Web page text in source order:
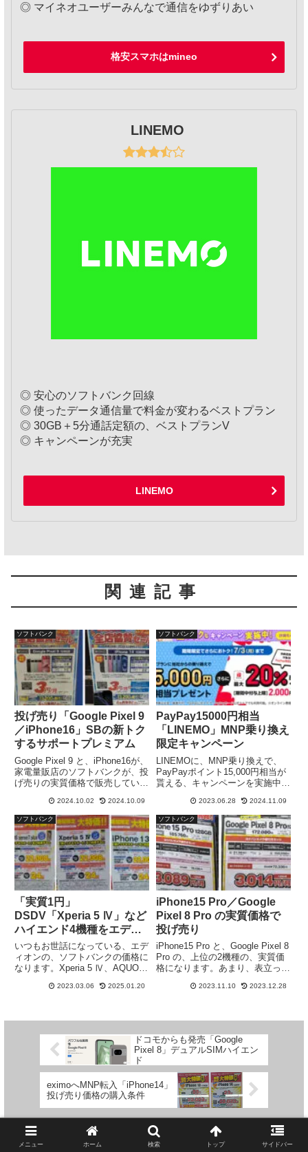
◎ マイネオユーザーみんなで通信をゆずりあい
格安スマホはmineo
LINEMO
◎ 安心のソフトバンク回線
◎ 使ったデータ通信量で料金が変わるベストプラン
◎ 30GB＋5分通話定額の、ベストプランV
◎ キャンペーンが充実
LINEMO
関連記事
ソフトバンク
投げ売り「Google Pixel 9
／iPhone16」SBの新トク
するサポートプレミアム
Google Pixel 9 と、iPhone16が、
家電量販店のソフトバンクが、投
げ売りの実質価格で販売していま
クスルサポートプレミアムに加入
することで、スマホ代金が、数円
／月になります。新トクするサポ
ートオプションなども含めて、投
げ売りの、2機種についてまとめ
ていきたいと思います。
2024.10.02 2024.10.09
ソフトバンク
PayPay15000円相当
「LINEMO」MNP乗り換え
限定キャンペーン
LINEMOに、MNP乗り換えで、
PayPayポイント15,000円相当が
貰える、キャンペーンを実施中で
となっていて、スマホプランへの
転入が必要です。ソフトバンク回
線で、快適に使える、LINEMO
に、乗り換えのチャンスです。
2023.06.28 2024.11.09
ソフトバンク
「実質1円」
DSDV「Xperia 5 Ⅳ」など
ハイエンド4機種をエディ
オンで販売
いつもお世話になっている、エデ
ィオンの、ソフトバンクの価格に
なります。Xperia 5 Ⅳ、AQUOS
Google Pixel 7 が、実質1円で、
iPhone13 を入れると、4機種の実
質1円になります。
2023.03.06 2025.01.20
ソフトバンク
iPhone15 Pro／Google
Pixel 8 Pro の実質価格で
投げ売り
iPhone15 Pro と、Google Pixel 8
Pro の、上位の2機種の、実質価
格になります。あまり、表立って
機種ですが、ヨドバシカメラのソ
に、見た目高い実質価格ですが、
実は、非常に頑張った投げ売り価
格と言えます。
2023.11.10 2023.12.28
ドコモからも発売「Google
Pixel 8」デュアルSIMハイエン
ド
eximoへMNP転入「iPhone14」
投げ売り価格の購入条件
メニュー ホーム 検索 トップ サイドバー